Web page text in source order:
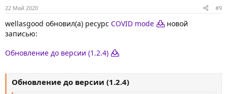
22 Май 2020 #9
wellasgood обновил(а) ресурс COVID mode
новой
записью:
Обновление до версии (1.2.4)
Обновление до версии (1.2.4)